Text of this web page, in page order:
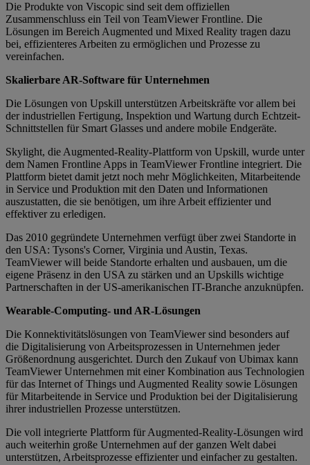
Die Produkte von Viscopic sind seit dem offiziellen
Zusammenschluss ein Teil von TeamViewer Frontline. Die
Lösungen im Bereich Augmented und Mixed Reality tragen dazu
bei, effizienteres Arbeiten zu ermöglichen und Prozesse zu
vereinfachen.
Skalierbare AR-Software für Unternehmen
Die Lösungen von Upskill unterstützen Arbeitskräfte vor allem bei
der industriellen Fertigung, Inspektion und Wartung durch Echtzeit-
Schnittstellen für Smart Glasses und andere mobile Endgeräte.
Skylight, die Augmented-Reality-Plattform von Upskill, wurde unter
dem Namen Frontline Apps in TeamViewer Frontline integriert. Die
Plattform bietet damit jetzt noch mehr Möglichkeiten, Mitarbeitende
in Service und Produktion mit den Daten und Informationen
auszustatten, die sie benötigen, um ihre Arbeit effizienter und
effektiver zu erledigen.
Das 2010 gegründete Unternehmen verfügt über zwei Standorte in
den USA: Tysons's Corner, Virginia und Austin, Texas.
TeamViewer will beide Standorte erhalten und ausbauen, um die
eigene Präsenz in den USA zu stärken und an Upskills wichtige
Partnerschaften in der US-amerikanischen IT-Branche anzuknüpfen.
Wearable-Computing- und AR-Lösungen
Die Konnektivitätslösungen von TeamViewer sind besonders auf
die Digitalisierung von Arbeitsprozessen in Unternehmen jeder
Größenordnung ausgerichtet. Durch den Zukauf von Ubimax kann
TeamViewer Unternehmen mit einer Kombination aus Technologien
für das Internet of Things und Augmented Reality sowie Lösungen
für Mitarbeitende in Service und Produktion bei der Digitalisierung
ihrer industriellen Prozesse unterstützen.
Die voll integrierte Plattform für Augmented-Reality-Lösungen wird
auch weiterhin große Unternehmen auf der ganzen Welt dabei
unterstützen, Arbeitsprozesse effizienter und einfacher zu gestalten.